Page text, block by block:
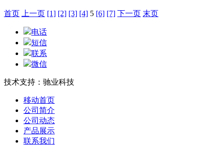
首页 上一页 [1] [2] [3] [4] 5 [6] [7] 下一页 末页
电话
短信
联系
微信
技术支持：驰业科技
移动首页
公司简介
公司动态
产品展示
联系我们